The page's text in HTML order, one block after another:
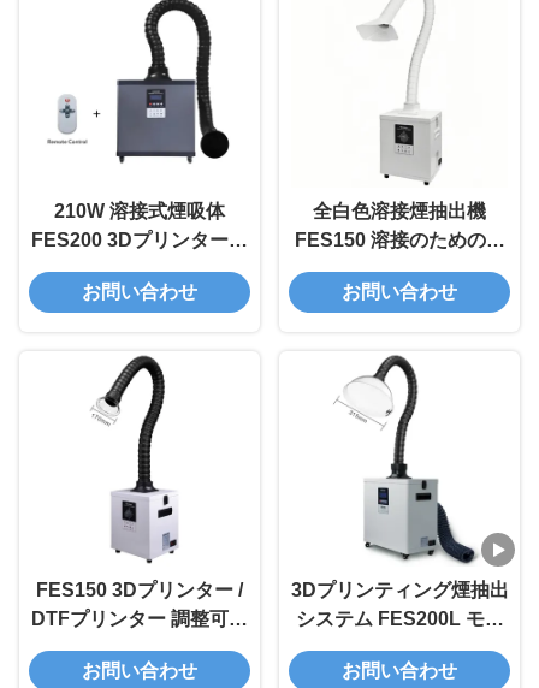
210W 溶接式煙吸体
FES200 3Dプリンター用
溶接式煙抽出機
お問い合わせ
全白色溶接煙抽出機
FES150 溶接のためのレ
ーザー煙浄化機 / DTF 3D
プリンター
お問い合わせ
FES150 3Dプリンター /
DTFプリンター 調整可能
な吸着腕付きレーザー煙
浄化器
お問い合わせ
3Dプリンティング煙抽出
システム FES200L モバ
イル煙抽出ユニット
お問い合わせ